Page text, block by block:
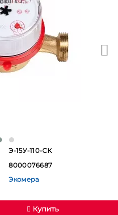
Э-15У-110-СК
8000076687
Экомера
Купить